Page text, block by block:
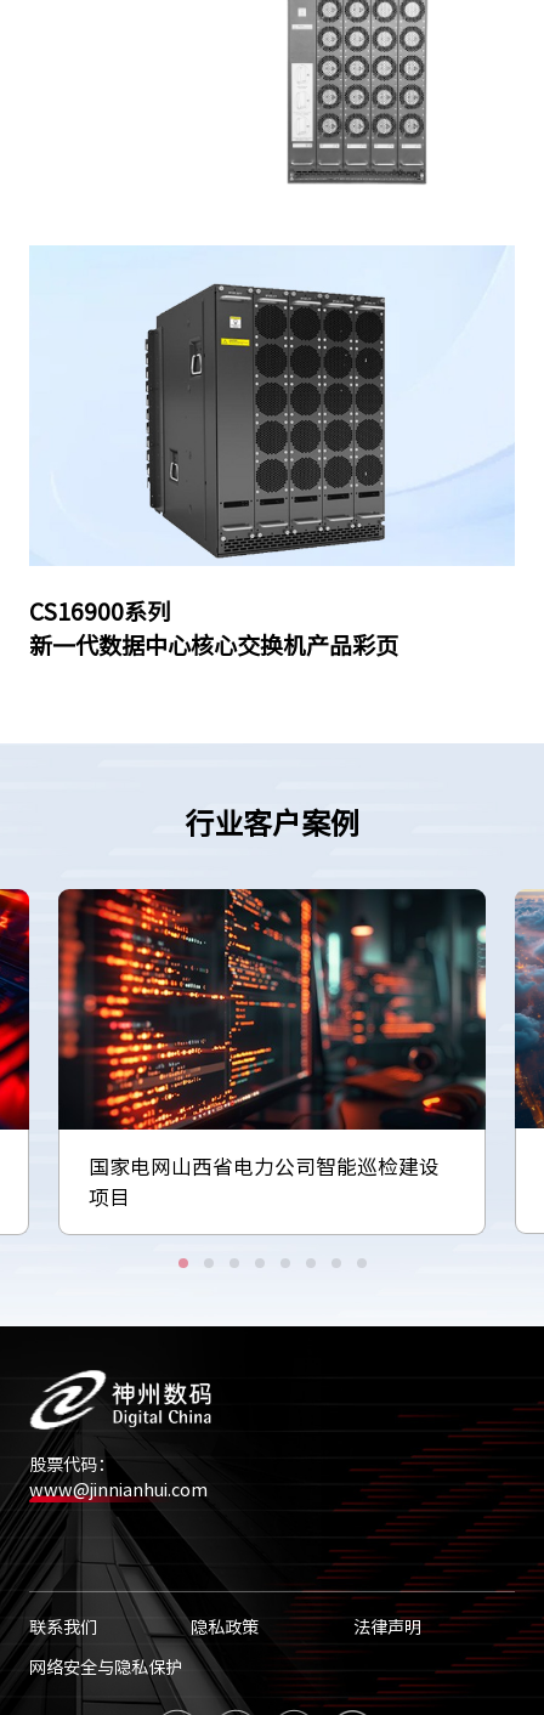
CS16900系列
新一代数据中心核心交换机产品彩页
行业客户案例
国家电网山西省电力公司智能巡检建设
项目
股票代码：
www@jinnianhui.com
联系我们 隐私政策 法律声明
网络安全与隐私保护